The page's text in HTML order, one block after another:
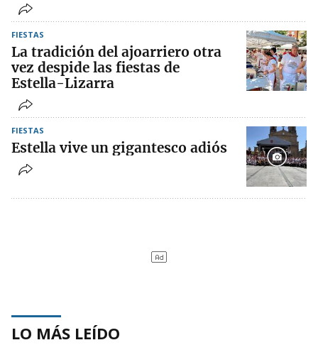
FIESTAS
La tradición del ajoarriero otra
vez despide las fiestas de
Estella-Lizarra
FIESTAS
Estella vive un gigantesco adiós
LO MÁS LEÍDO